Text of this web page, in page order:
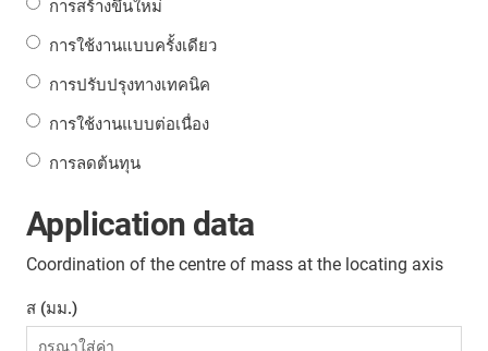
การสร้างขึ้นใหม่
การใช้งานแบบครั้งเดียว
การปรับปรุงทางเทคนิค
การใช้งานแบบต่อเนื่อง
การลดต้นทุน
Application data
Coordination of the centre of mass at the locating axis
ส (มม.)